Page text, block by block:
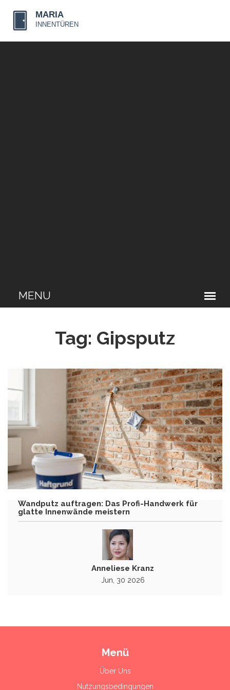
Tag: Gipsputz
Wandputz auftragen: Das Profi-Handwerk für
glatte Innenwände meistern
Anneliese Kranz
Jun, 30 2026
Menü
Über Uns
Nutzungsbedingungen